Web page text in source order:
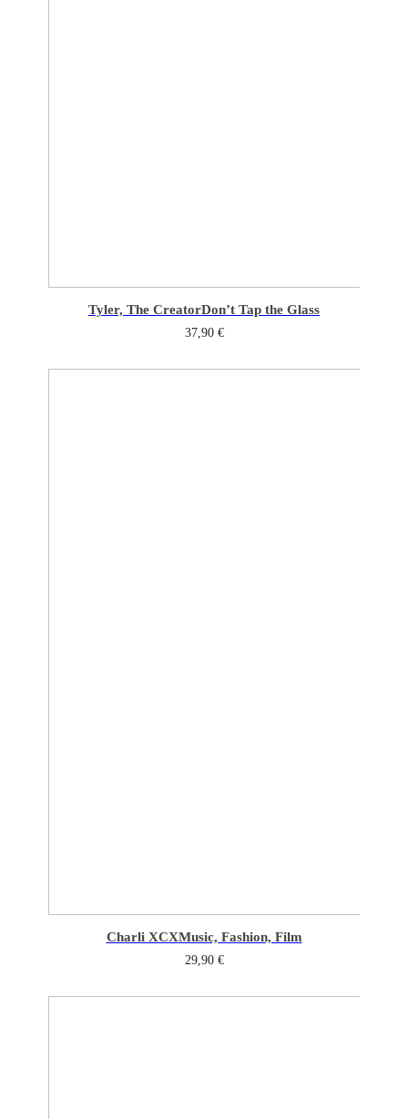
Tyler, The CreatorDon’t Tap the Glass
37,90 €
Charli XCXMusic, Fashion, Film
29,90 €